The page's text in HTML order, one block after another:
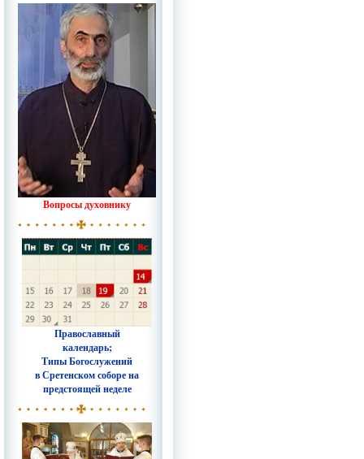
Вопросы духовнику
Православный
календарь;
Типы Богослужений
в Сретенском соборе на
предстоящей неделе